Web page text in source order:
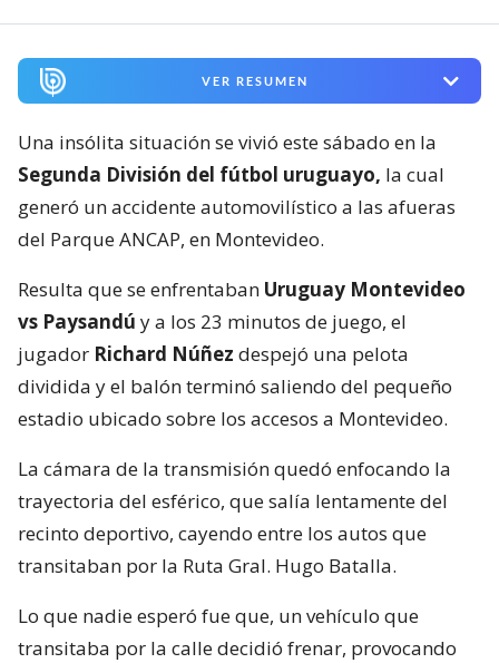
VER RESUMEN
Una insólita situación se vivió este sábado en la
Segunda División del fútbol uruguayo, la cual
generó un accidente automovilístico a las afueras
del Parque ANCAP, en Montevideo.
Resulta que se enfrentaban Uruguay Montevideo
vs Paysandú y a los 23 minutos de juego, el
jugador Richard Núñez despejó una pelota
dividida y el balón terminó saliendo del pequeño
estadio ubicado sobre los accesos a Montevideo.
La cámara de la transmisión quedó enfocando la
trayectoria del esférico, que salía lentamente del
recinto deportivo, cayendo entre los autos que
transitaban por la Ruta Gral. Hugo Batalla.
Lo que nadie esperó fue que, un vehículo que
transitaba por la calle decidió frenar, provocando